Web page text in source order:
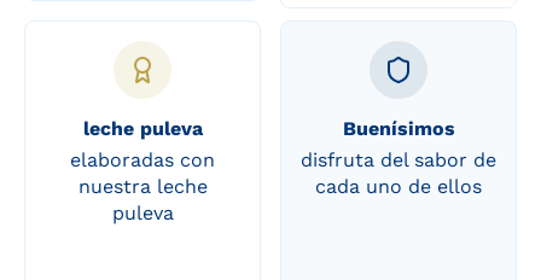
leche puleva
elaboradas con
nuestra leche
puleva
Buenísimos
disfruta del sabor de
cada uno de ellos